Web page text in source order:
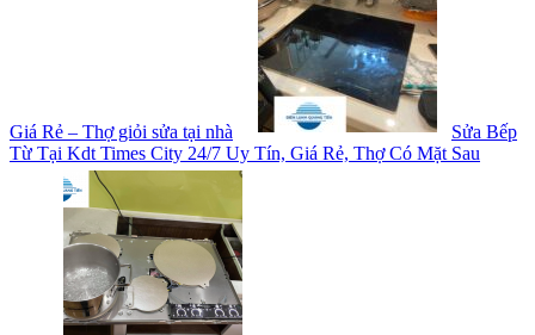
Giá Rẻ – Thợ giỏi sửa tại nhà
Sửa Bếp
Từ Tại Kdt Times City 24/7 Uy Tín, Giá Rẻ, Thợ Có Mặt Sau